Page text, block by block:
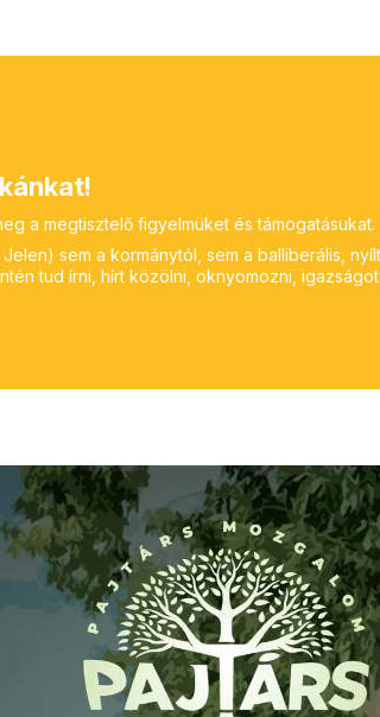
a megtisztelő figyelmüket és támogatásukat.
sem a kormánytól, sem a balliberális,
tud írni, hírt közölni, oknyomozni,